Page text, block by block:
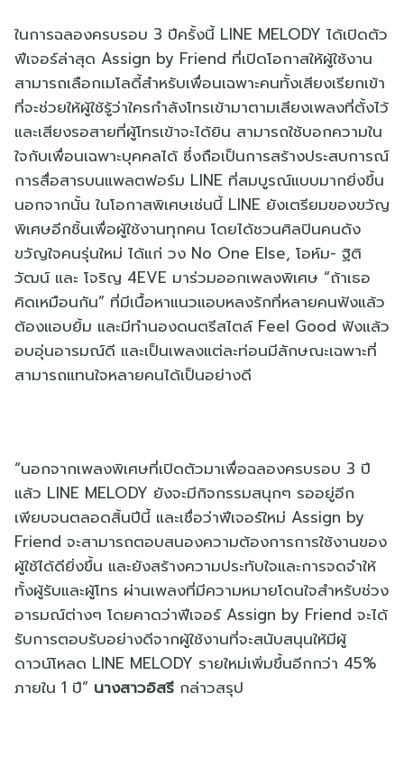
ในการฉลองครบรอบ 3 ปีครั้งนี้ LINE MELODY ได้เปิดตัว
ฟีเจอร์ล่าสุด Assign by Friend ที่เปิดโอกาสให้ผู้ใช้งาน
สามารถเลือกเมโลดี้สำหรับเพื่อนเฉพาะคนทั้งเสียงเรียกเข้า
ที่จะช่วยให้ผู้ใช้รู้ว่าใครกำลังโทรเข้ามาตามเสียงเพลงที่ตั้งไว้
และเสียงรอสายที่ผู้โทรเข้าจะได้ยิน สามารถใช้บอกความใน
ใจกับเพื่อนเฉพาะบุคคลได้ ซึ่งถือเป็นการสร้างประสบการณ์
การสื่อสารบนแพลตฟอร์ม LINE ที่สมบูรณ์แบบมากยิ่งขึ้น
นอกจากนั้น ในโอกาสพิเศษเช่นนี้ LINE ยังเตรียมของขวัญ
พิเศษอีกชิ้นเพื่อผู้ใช้งานทุกคน โดยได้ชวนศิลปินคนดัง
ขวัญใจคนรุ่นใหม่ ได้แก่ วง No One Else, โอห์ม- ฐิติ
วัฒน์ และ โจริญ 4EVE มาร่วมออกเพลงพิเศษ “ถ้าเธอ
คิดเหมือนกัน” ที่มีเนื้อหาแนวแอบหลงรักที่หลายคนฟังแล้ว
ต้องแอบยิ้ม และมีทำนองดนตรีสไตล์ Feel Good ฟังแล้ว
อบอุ่นอารมณ์ดี และเป็นเพลงแต่ละท่อนมีลักษณะเฉพาะที่
สามารถแทนใจหลายคนได้เป็นอย่างดี
“นอกจากเพลงพิเศษที่เปิดตัวมาเพื่อฉลองครบรอบ 3 ปี
แล้ว LINE MELODY ยังจะมีกิจกรรมสนุกๆ รออยู่อีก
เพียบจนตลอดสิ้นปีนี้ และเชื่อว่าฟีเจอร์ใหม่ Assign by
Friend จะสามารถตอบสนองความต้องการการใช้งานของ
ผู้ใช้ได้ดียิ่งขึ้น และยังสร้างความประทับใจและการจดจำให้
ทั้งผู้รับและผู้โทร ผ่านเพลงที่มีความหมายโดนใจสำหรับช่วง
อารมณ์ต่างๆ โดยคาดว่าฟีเจอร์ Assign by Friend จะได้
รับการตอบรับอย่างดีจากผู้ใช้งานที่จะสนับสนุนให้มีผู้
ดาวน์โหลด LINE MELODY รายใหม่เพิ่มขึ้นอีกกว่า 45%
ภายใน 1 ปี” นางสาวอิสรี กล่าวสรุป